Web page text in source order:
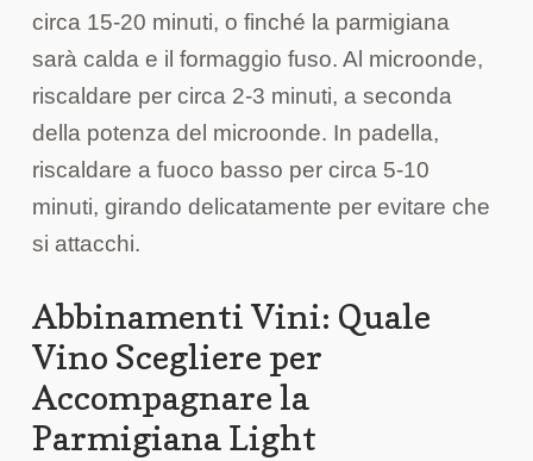
circa 15-20 minuti, o finché la parmigiana
sarà calda e il formaggio fuso. Al microonde,
riscaldare per circa 2-3 minuti, a seconda
della potenza del microonde. In padella,
riscaldare a fuoco basso per circa 5-10
minuti, girando delicatamente per evitare che
si attacchi.
Abbinamenti Vini: Quale
Vino Scegliere per
Accompagnare la
Parmigiana Light